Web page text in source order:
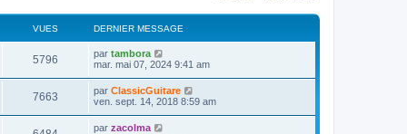
VUES DERNIER MESSAGE
5796
u
D
e
i
e
r
m
par tambora
mar. mai 07, 2024 9:41 am
7663
u
D
e
par ClassicGuitare
ven. sept. 14, 2018 8:59 am
D
par zacolma